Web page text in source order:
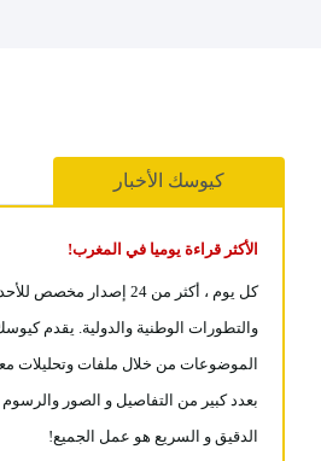
كيوسك الأخبار
الأكثر قراءة يوميا في المغرب!
كل يوم ، أكثر من 24 إصدار
والتطورات الوطنية والدولية. يقدم
الموضوعات من خلال ملفات وتحليلات
بعدد كبير من التفاصيل و الصور
الدقيق و السريع هو عمل الجميع!